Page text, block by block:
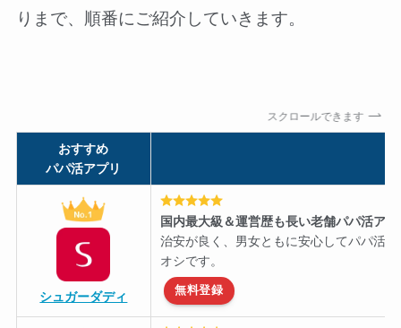
りまで、順番にご紹介していきます。
スクロールできます
おすすめ
パパ活アプリ
シュガーダディ
国内最大級＆運営歴も長い老舗パパ活ア
治安が良く、男女ともに安心してパパ活
オシです。
無料登録